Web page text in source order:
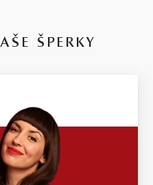
ŠPERKY